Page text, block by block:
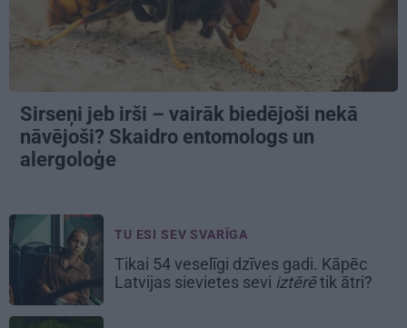
Sirseņi jeb irši – vairāk biedējoši nekā
nāvējoši? Skaidro entomologs un
alergoloģe
TU ESI SEV SVARĪGA
Tikai 54 veselīgi dzīves gadi. Kāpēc
Latvijas sievietes sevi iztērētik ātri?